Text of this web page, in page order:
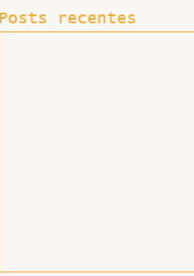
Posts recentes